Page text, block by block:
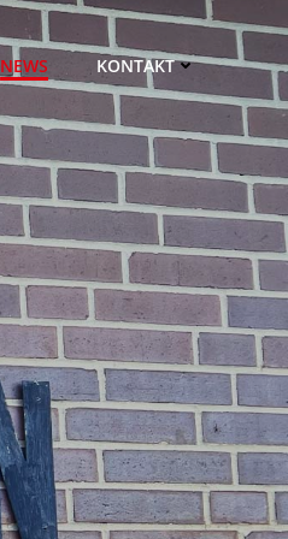
NEWS KONTAKT